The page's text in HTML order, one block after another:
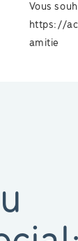
Vous
https://
amitie